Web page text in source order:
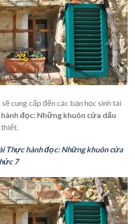
cung cấp đến các bạn học sinh tài
đọc: Những khuôn cửa dấu
thiết.
Thực hành đọc: Những khuôn cửa
7